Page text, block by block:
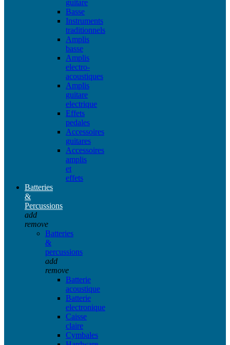
guitare
Basse
Instruments
traditionnels
Amplis
basse
Amplis
electro-
acoustiques
Amplis
guitare
electrique
Effets
pedales
Accessoires
guitares
Accessoires
amplis
et
effets
Batteries
&
Percussions
add
remove
Batteries
&
percussions
add
remove
Batterie
acoustique
Batterie
electronique
Caisse
claire
Cymbales